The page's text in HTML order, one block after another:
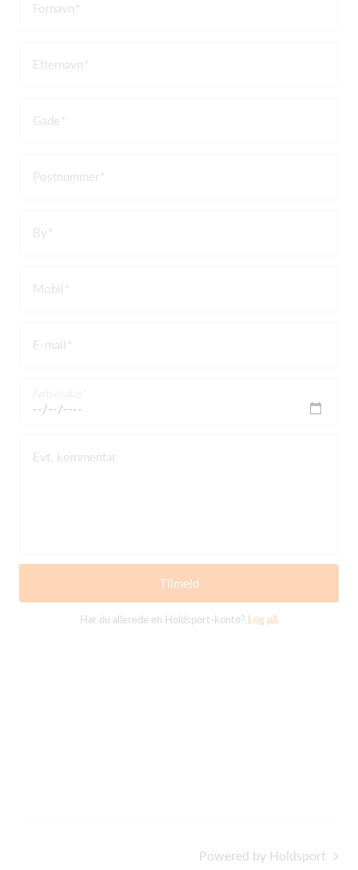
Fornavn
Efternavn
Gade
Postnummer
By
Mobil
E-mail
Evt. kommentar
Tilmeld
Har du allerede en Holdsport-konto? Log på
Powered by Holdsport